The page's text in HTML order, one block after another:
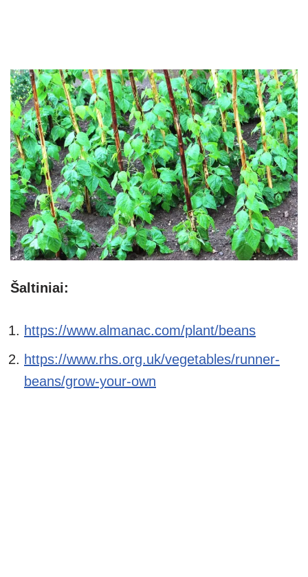
Šaltiniai:
https://www.almanac.com/plant/beans
https://www.rhs.org.uk/vegetables/runner-
beans/grow-your-own